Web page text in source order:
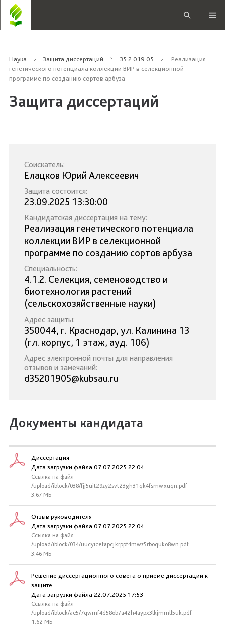
Наука Защита диссертаций 35.2.019.05
Реализация
генетического потенциала коллекции ВИР в селекционной
программе по созданию сортов арбуза
Защита диссертаций
Соискатель:
Елацков Юрий Алексеевич
Защита состоится:
23.09.2025 13:30:00
Кандидатская диссертация на тему:
Реализация генетического потенциала
коллекции ВИР в селекционной
программе по созданию сортов арбуза
Специальность:
4.1.2. Селекция, семеноводство и
биотехнология растений
(сельскохозяйственные науки)
Адрес защиты:
350044, г. Краснодар, ул. Калинина 13
(гл. корпус, 1 этаж, ауд. 106)
Адрес электронной почты для направления
отзывов и замечаний:
d35201905@kubsau.ru
Документы кандидата
Диссертация
Дата загрузки файла 07.07.2025 22:04
Ссылка на файл
/upload/iblock/038/fjj5uit29zy2svt23gh31qk4fsmwxuqn.pdf
3.67 МБ
Отзыв руководителя
Дата загрузки файла 07.07.2025 22:04
Ссылка на файл
/upload/iblock/034/uucyicefapcjkrppf4mwz5rboquko8wn.pdf
3.46 МБ
Решение диссертационного совета о приёме диссертации к
защите
Дата загрузки файла 22.07.2025 17:53
Ссылка на файл
/upload/iblock/ae5/7qwmf4d58ob7a42h4aypx3lkjmmll5uk.pdf
1.62 МБ